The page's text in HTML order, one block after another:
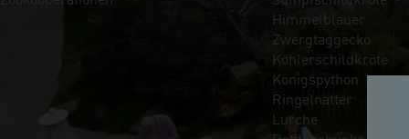
Himmelblauer
Zwergtaggecko
Köhlerschildkröte
Königspython
Ringelnatter
Lurche